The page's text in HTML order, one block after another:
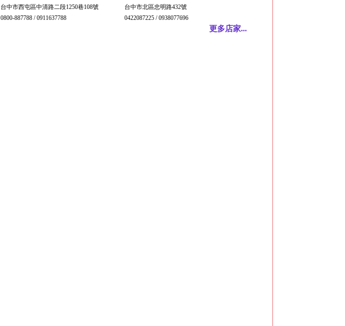
台中市西屯區中清路二段1250巷108號
0800-887788 / 0911637788
台中市北區忠明路432號
0422087225 / 0938077696
更多店家...